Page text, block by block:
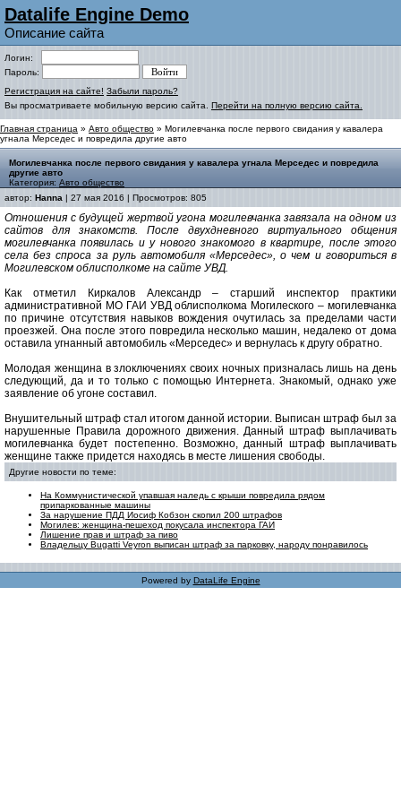
Datalife Engine Demo
Описание сайта
Логин:
Пароль:
Регистрация на сайте! Забыли пароль?
Вы просматриваете мобильную версию сайта. Перейти на полную версию сайта.
Главная страница » Авто общество » Могилевчанка после первого свидания у кавалера
угнала Мерседес и повредила другие авто
Могилевчанка после первого свидания у кавалера угнала Мерседес и повредила
другие авто
Категория: Авто общество
автор: Hanna | 27 мая 2016 | Просмотров: 805
Отношения с будущей жертвой угона могилевчанка завязала на одном из
сайтов для знакомств. После двухдневного виртуального общения
могилевчанка появилась и у нового знакомого в квартире, после этого
села без спроса за руль автомобиля «Мерседес», о чем и говориться в
Могилевском облисполкоме на сайте УВД.
Как отметил Киркалов Александр – старший инспектор практики
административной МО ГАИ УВД облисполкома Могилеского – могилевчанка
по причине отсутствия навыков вождения очутилась за пределами части
проезжей. Она после этого повредила несколько машин, недалеко от дома
оставила угнанный автомобиль «Мерседес» и вернулась к другу обратно.
Молодая женщина в злоключениях своих ночных призналась лишь на день
следующий, да и то только с помощью Интернета. Знакомый, однако уже
заявление об угоне составил.
Внушительный штраф стал итогом данной истории. Выписан штраф был за
нарушенные Правила дорожного движения. Данный штраф выплачивать
могилевчанка будет постепенно. Возможно, данный штраф выплачивать
женщине также придется находясь в месте лишения свободы.
Другие новости по теме:
На Коммунистической упавшая наледь с крыши повредила рядом
припаркованные машины
За нарушение ПДД Иосиф Кобзон скопил 200 штрафов
Могилев: женщина-пешеход покусала инспектора ГАИ
Лишение прав и штраф за пиво
Владельцу Bugatti Veyron выписан штраф за парковку, народу понравилось
Powered by DataLife Engine